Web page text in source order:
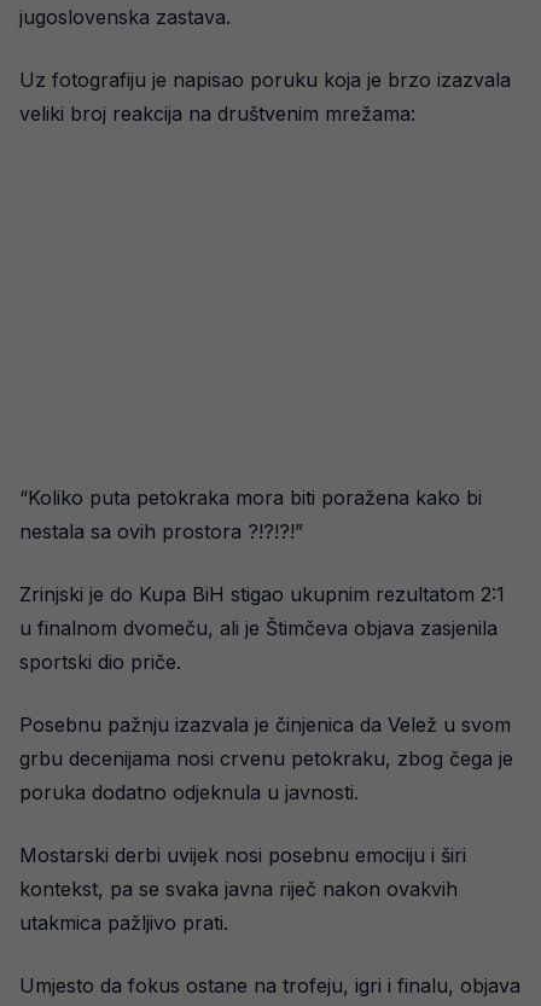
jugoslovenska zastava.
Uz fotografiju je napisao poruku koja je brzo izazvala
veliki broj reakcija na društvenim mrežama:
“Koliko puta petokraka mora biti poražena kako bi
nestala sa ovih prostora ?!?!?!”
Zrinjski je do Kupa BiH stigao ukupnim rezultatom 2:1
u finalnom dvomeču, ali je Štimčeva objava zasjenila
sportski dio priče.
Posebnu pažnju izazvala je činjenica da Velež u svom
grbu decenijama nosi crvenu petokraku, zbog čega je
poruka dodatno odjeknula u javnosti.
Mostarski derbi uvijek nosi posebnu emociju i širi
kontekst, pa se svaka javna riječ nakon ovakvih
utakmica pažljivo prati.
Umjesto da fokus ostane na trofeju, igri i finalu, objava